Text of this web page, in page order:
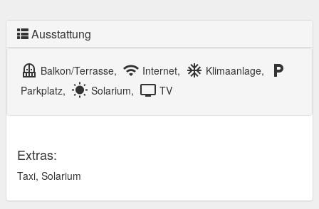
Ausstattung
balcony Balkon/Terrasse, wifi Internet, ac_unit Klimaanlage, local_parking
Parkplatz, wb_sunny Solarium, tv TV
Extras:
Taxi, Solarium